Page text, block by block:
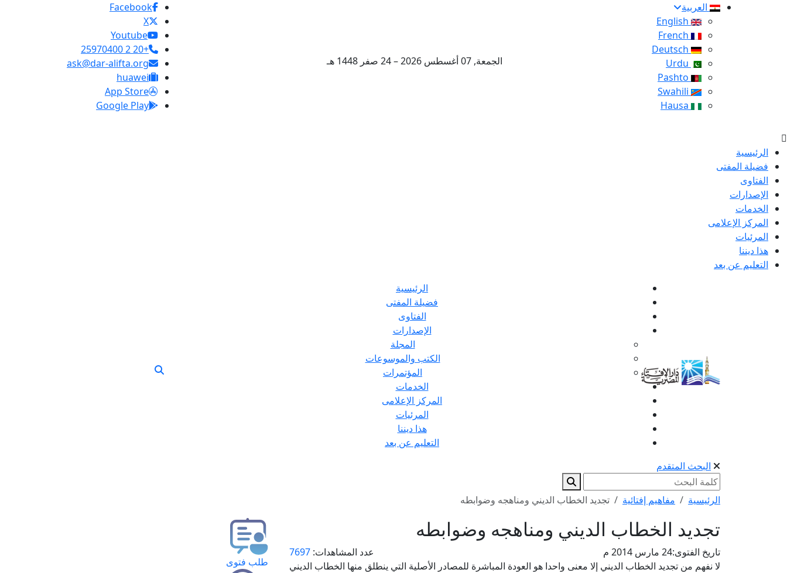
العربية
الجمعة, 07 أغسطس 2026 – 24 صفر 1448 هـ
Facebook
X
Youtube
+20 2 25970400
ask@dar-alifta.org
huawei
App Store
Google Play
الرئيسية
فضيلة المفتى
الفتاوى
الإصدارات
الخدمات
المركز الإعلامى
المرئيات
هذا ديننا
التعليم عن بعد
الرئيسية
فضيلة المفتى
الفتاوى
الإصدارات
المجلة
الكتب والموسوعات
المؤتمرات
الخدمات
المركز الإعلامى
المرئيات
هذا ديننا
التعليم عن بعد
البحث المتقدم
الرئيسية مفاهيم إفتائية تجديد الخطاب الديني ومناهجه وضوابطه
تجديد الخطاب الديني ومناهجه وضوابطه
تاريخ الفتوى:24 مارس 2014 م عدد المشاهدات: 7697
لا نفهم من تجديد الخطاب الديني إلا معنى واحدا هو العودة المباشرة للمصادر الأصلية التي ينطلق منها الخطاب الديني
طلب فتوى